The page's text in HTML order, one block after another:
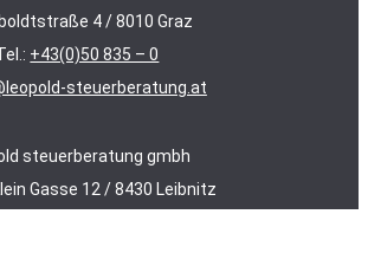
4 / 8010 Graz
+43(0)50 835 – 0
steuerberatung.at
steuerberatung gmbh
Gasse 12 / 8430 Leibnitz